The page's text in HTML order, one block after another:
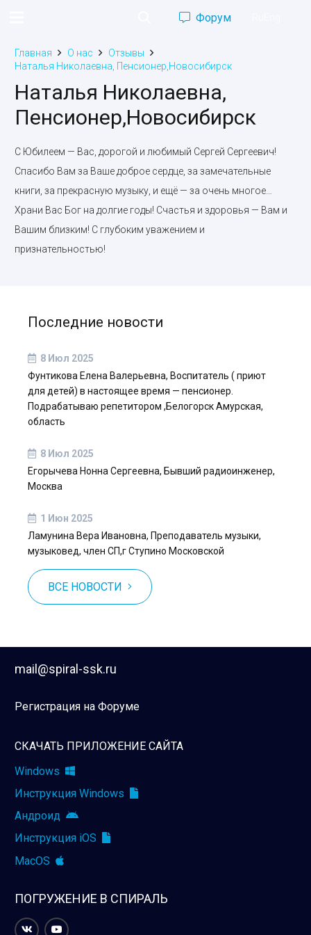
Форум
Главная О нас
Отзывы
Наталья Николаевна, Пенсионер,Новосибирск
Наталья Николаевна,
Пенсионер,Новосибирск
С Юбилеем — Вас, дорогой и любимый Сергей Сергеевич!
Спасибо Вам за Ваше доброе сердце, за замечательные
книги, за прекрасную музыку, и ещё — за очень многое…
Храни Вас Бог на долгие годы! Счастья и здоровья — Вам и
Вашим близким! С глубоким уважением и
признательностью!
Последние новости
8 Июл 2025
Фунтикова Елена Валерьевна, Воспитатель ( приют
для детей) в настоящее время — пенсионер.
Подрабатываю репетитором ,Белогорск Амурская,
область
8 Июл 2025
Егорычева Нонна Сергеевна, Бывший радиоинженер,
Москва
1 Июн 2025
Ламунина Вера Ивановна, Преподаватель музыки,
музыковед, член СП,г Ступино Московской
ВСЕ НОВОСТИ
mail@spiral-ssk.ru
Регистрация на Форуме
СКАЧАТЬ ПРИЛОЖЕНИЕ САЙТА
Windows
Инструкция Windows
Андроид
Инструкция iOS
MacOS
ПОГРУЖЕНИЕ В СПИРАЛЬ